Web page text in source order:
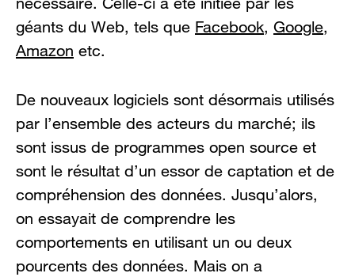
géants du Web, tels que Facebook, Google,
Amazon etc.
De nouveaux logiciels sont désormais utilisés
par l’ensemble des acteurs du marché; ils
sont issus de programmes open source et
sont le résultat d’un essor de captation et de
compréhension des données. Jusqu’alors,
on essayait de comprendre les
comportements en utilisant un ou deux
pourcents des données. Mais on a